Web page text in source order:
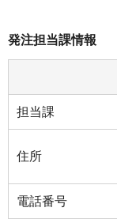
発注担当課情報
担当課
住所
電話番号